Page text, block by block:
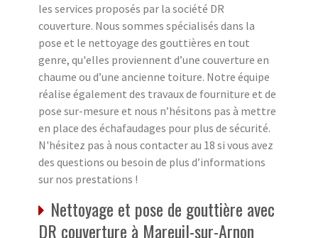
les services proposés par la société DR
couverture. Nous sommes spécialisés dans la
pose et le nettoyage des gouttières en tout
genre, qu'elles proviennent d’une couverture en
chaume ou d’une ancienne toiture. Notre équipe
réalise également des travaux de fourniture et de
pose sur-mesure et nous n’hésitons pas à mettre
en place des échafaudages pour plus de sécurité.
N'hésitez pas à nous contacter au 18 si vous avez
des questions ou besoin de plus d’informations
sur nos prestations !
Nettoyage et pose de gouttière avec
DR couverture à Mareuil-sur-Arnon